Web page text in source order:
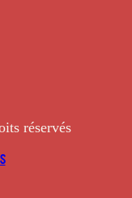
réservés